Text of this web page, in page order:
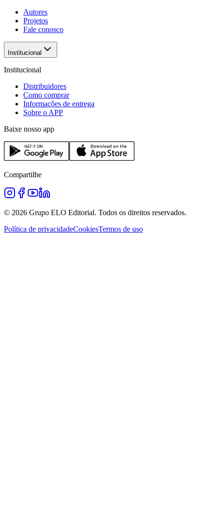
Autores
Projetos
Fale conosco
Institucional
Institucional
Distribuidores
Como comprar
Informações de entrega
Sobre o APP
Baixe nosso app
Compartilhe
© 2026 Grupo ELO Editorial. Todos os direitos reservados.
Política de privacidadeCookiesTermos de uso